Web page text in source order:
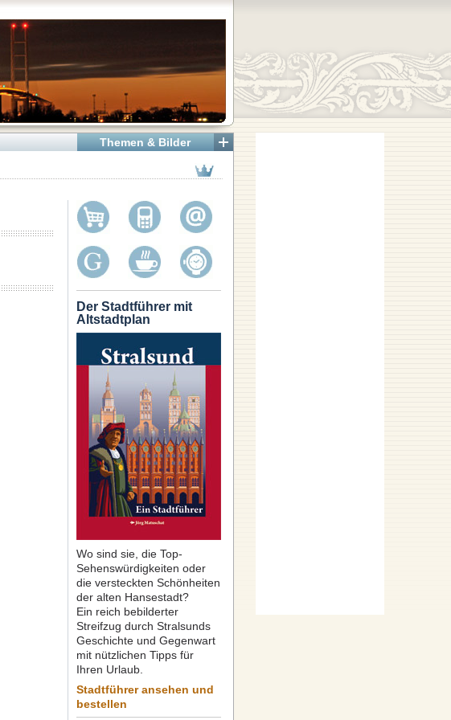
Themen & Bilder
Der Stadtführer mit
Altstadtplan
Wo sind sie, die Top-
Sehenswürdigkeiten oder
die versteckten Schönheiten
der alten Hansestadt?
Ein reich bebilderter
Streifzug durch Stralsunds
Geschichte und Gegenwart
mit nützlichen Tipps für
Ihren Urlaub.
Stadtführer ansehen und
bestellen